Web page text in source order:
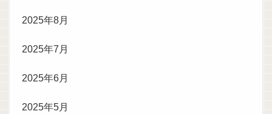
2025年8月
2025年7月
2025年6月
2025年5月